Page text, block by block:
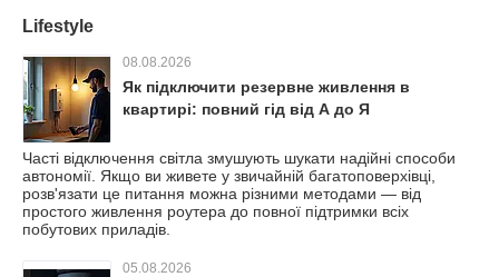
Lifestyle
08.08.2026
Як підключити резервне живлення в
квартирі: повний гід від А до Я
Часті відключення світла змушують шукати надійні способи
автономії. Якщо ви живете у звичайній багатоповерхівці,
розв'язати це питання можна різними методами — від
простого живлення роутера до повної підтримки всіх
побутових приладів.
05.08.2026